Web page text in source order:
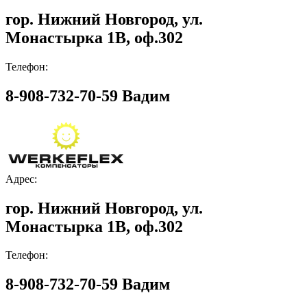
гор. Нижний Новгород, ул.
Монастырка 1В, оф.302
Телефон:
8-908-732-70-59 Вадим
Адрес:
гор. Нижний Новгород, ул.
Монастырка 1В, оф.302
Телефон:
8-908-732-70-59 Вадим